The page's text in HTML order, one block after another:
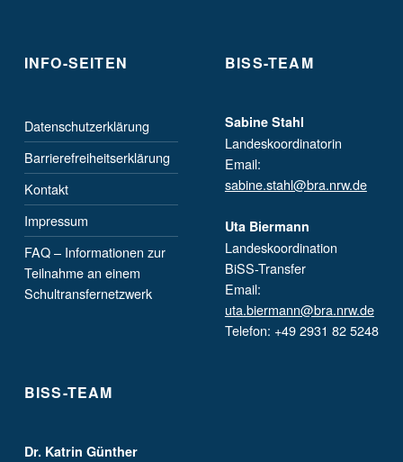
INFO-SEITEN
Datenschutzerklärung
Barrierefreiheitserklärung
Kontakt
Impressum
FAQ – Informationen zur
Teilnahme an einem
Schultransfernetzwerk
BISS-TEAM
Sabine Stahl
Landeskoordinatorin
Email:
sabine.stahl@bra.nrw.de
Uta Biermann
Landeskoordination
BiSS-Transfer
Email:
uta.biermann@bra.nrw.de
Telefon: +49 2931 82 5248
BISS-TEAM
Dr. Katrin Günther